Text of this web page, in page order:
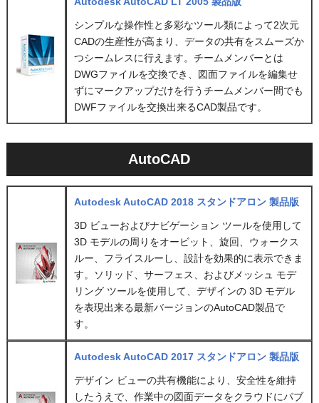
シンプルな操作性と多彩なツール類によって2次元
CADの生産性が高まり、データの共有をスムーズか
つシームレスに行えます。チームメンバーとは
DWGファイルを交換でき、図面ファイルを編集せ
ずにマークアップだけを行うチームメンバー間でも
DWFファイルを交換出来るCAD製品です。
AutoCAD
Autodesk AutoCAD 2018 スタンドアロン 製品版
3D ビューおよびナビゲーション ツールを使用して
3D モデルの周りをオービット、旋回、ウォークス
ルー、フライスルーし、設計を効果的に表示できま
す。ソリッド、サーフェス、およびメッシュ モデ
リング ツールを使用して、デザインの 3D モデル
を表現出来る最新バージョンのAutoCAD製品で
す。
Autodesk AutoCAD 2017 スタンドアロン 製品版
デザイン ビューの共有機能により、安全性を維持
したうえで、作業中の図面データをクラウドにパブ